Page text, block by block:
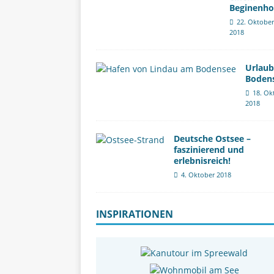
22. Oktober
2018
18.
2018
Deutsche Ostsee –
faszinierend und
erlebnisreich!
4. Oktober 2018
INSPIRATIONEN